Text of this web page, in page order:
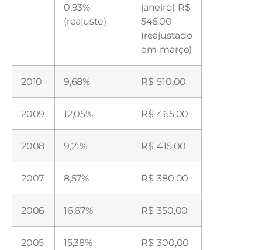
0,93%
(reajuste)
janeiro) R$
545,00
(reajustado
em março)
2010 9,68% R$ 510,00
2009 12,05% R$ 465,00
2008 9,21% R$ 415,00
2007 8,57% R$ 380,00
2006 16,67% R$ 350,00
2005 15,38% R$ 300,00